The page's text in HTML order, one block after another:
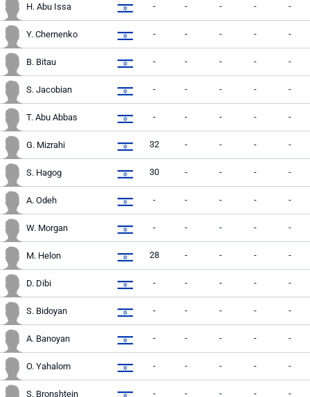
H. Abu Issa - - - - -
Y. Chernenko - - - - -
B. Bitau - - - - -
S. Jacobian - - - - -
T. Abu Abbas - - - - -
G. Mizrahi 32 - - - -
S. Hagog 30 - - - -
A. Odeh - - - - -
W. Morgan - - - - -
M. Helon 28 - - - -
D. Dibi - - - - -
S. Bidoyan - - - - -
A. Banoyan - - - - -
O. Yahalom - - - - -
S. Bronshtein - - - - -